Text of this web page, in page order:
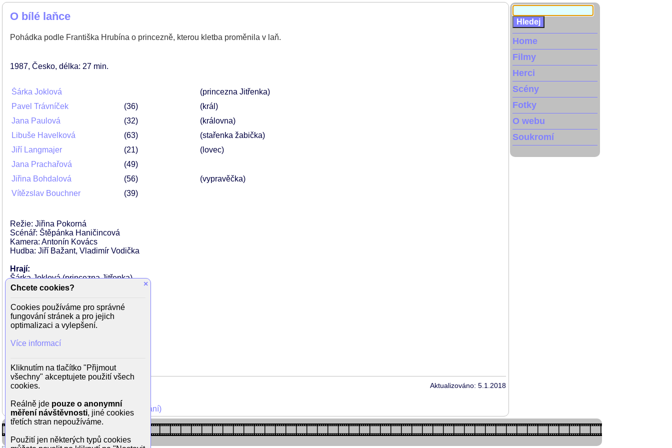
O bílé laňce
Pohádka podle Františka Hrubína o princezně, kterou kletba proměnila v laň.
1987 Česko délka: 27 min
Šárka Joklová
(princezna Jitřenka)
Pavel Trávníček
36
(král)
Jana Paulová
32
(královna)
Libuše Havelková
63
(stařenka žabička)
Jiří Langmajer
21
(lovec)
Jana Prachařová
49
Jiřina Bohdalová
56
(vypravěčka)
Vítězslav Bouchner
39
Režie: Jiřina Pokorná
Scénář: Štěpánka Haničincová
Kamera: Antonín Kovács
Hudba: Jiří Bažant, Vladimír Vodička
Hrají:
Šárka Joklová (princezna Jitřenka)
Pavel Trávníček (král)
Libuše Havelková (stařenka žabička)
Jiří Langmajer (lovec)
Ivan Anthon
Vítězslav Bouchner
Jana Prachařová
Aktualizováno: 5.1.2018
Mohli jste vidět v TV (zobrazit starší vysílání)
Home
Filmy
Herci
Scény
Fotky
O webu
Soukromí
×
Chcete cookies?
Cookies používáme pro správné
fungování stránek a pro jejich
optimalizaci a vylepšení.
Více informací
Kliknutím na tlačítko "Přijmout
všechny" akceptujete použití všech
cookies.
Reálně jde pouze o anonymní
měření návštěvnosti, jiné cookies
třetích stran nepoužíváme.
Použití jen některých typů cookies